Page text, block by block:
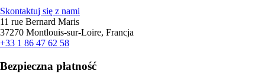
Skontaktuj się z nami
11 rue Bernard Maris
37270 Montlouis-sur-Loire, Francja
+33 1 86 47 62 58
Bezpieczna płatność